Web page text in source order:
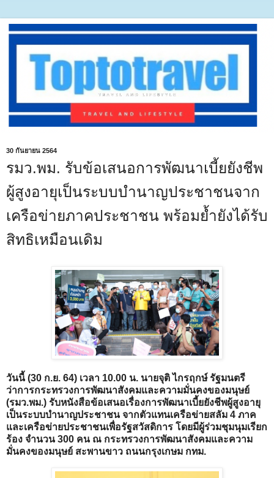
30 กันยายน 2564
รมว.พม. รับข้อเสนอการพัฒนาเบี้ยยังชีพ
ผู้สูงอายุเป็นระบบบำนาญประชาชนจาก
เครือข่ายภาคประชาชน พร้อมย้ำยังได้รับ
สิทธิเหมือนเดิม
วันนี้ (30 ก.ย. 64) เวลา 10.00 น. นายจุติ ไกรฤกษ์ รัฐมนตรี
ว่าการกระทรวงการพัฒนาสังคมและความมั่นคงของมนุษย์
(รมว.พม.) รับหนังสือข้อเสนอเรื่องการพัฒนาเบี้ยยังชีพผู้สูงอายุ
เป็นระบบบำนาญประชาชน จากตัวแทนเครือข่ายสลัม 4 ภาค
และเครือข่ายประชาชนเพื่อรัฐสวัสดิการ โดยมีผู้ร่วมชุมนุมเรียก
ร้อง จำนวน 300 คน ณ กระทรวงการพัฒนาสังคมและความ
มั่นคงของมนุษย์ สะพานขาว ถนนกรุงเกษม กทม.